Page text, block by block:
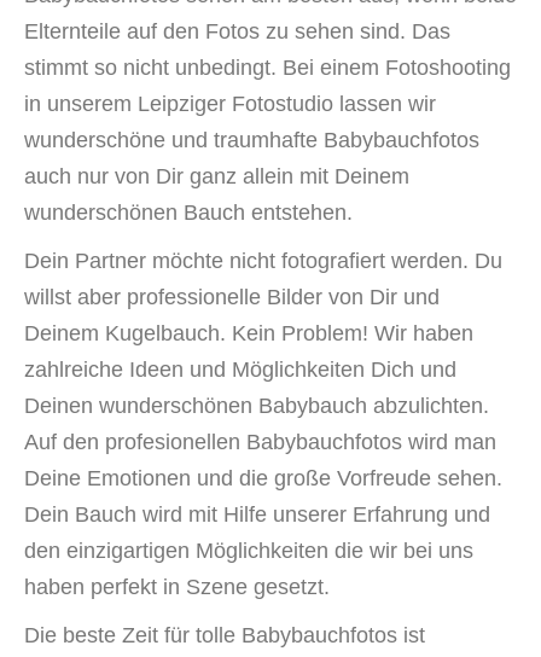
Elternteile auf den Fotos zu sehen sind. Das
stimmt so nicht unbedingt. Bei einem Fotoshooting
in unserem Leipziger Fotostudio lassen wir
wunderschöne und traumhafte Babybauchfotos
auch nur von Dir ganz allein mit Deinem
wunderschönen Bauch entstehen.
Dein Partner möchte nicht fotografiert werden. Du
willst aber professionelle Bilder von Dir und
Deinem Kugelbauch. Kein Problem! Wir haben
zahlreiche Ideen und Möglichkeiten Dich und
Deinen wunderschönen Babybauch abzulichten.
Auf den profesionellen Babybauchfotos wird man
Deine Emotionen und die große Vorfreude sehen.
Dein Bauch wird mit Hilfe unserer Erfahrung und
den einzigartigen Möglichkeiten die wir bei uns
haben perfekt in Szene gesetzt.
Die beste Zeit für tolle Babybauchfotos ist